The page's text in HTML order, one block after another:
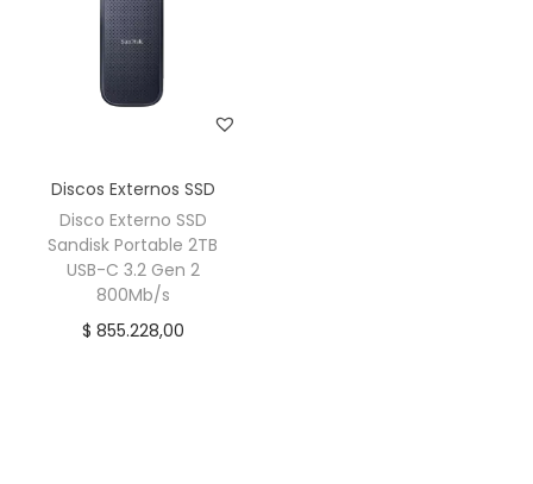
Discos Externos SSD
Disco Externo SSD
Sandisk Portable 2TB
USB-C 3.2 Gen 2
800Mb/s
$ 855.228,00